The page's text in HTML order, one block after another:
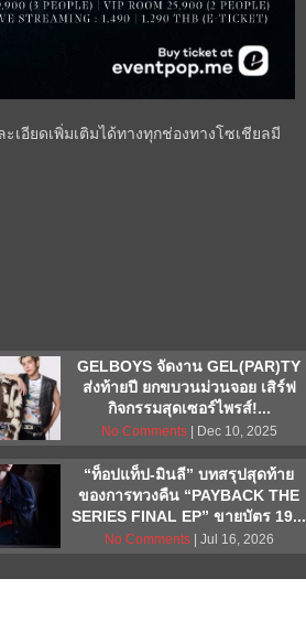
อียดเพิ่มเติมได้ทางทุกช่องทางโซเชียลมี
GELBOYS จัดงาน GEL(PAR)TY
ส่งท้ายปี ยกขบวนม่วนจอย เสิร์ฟ
กิจกรรมสุดเซอร์ไพรส์!...
No Comments| Dec 10, 2025
“ท็อปแท็ป-มินลี” บทสรุปสุดท้าย
ของการทวงคืน “PAYBACK THE
SERIES FINAL EP” ขายบัตร 19...
No Comments| Jul 16, 2026